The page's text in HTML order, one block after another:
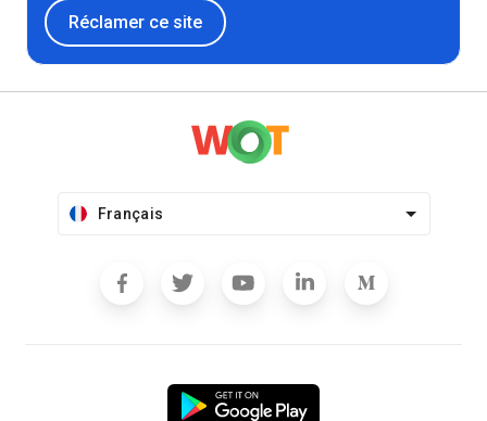
Réclamer ce site
Français